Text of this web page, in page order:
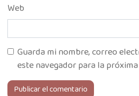
Web
Guarda mi nombre, correo
este navegador para la